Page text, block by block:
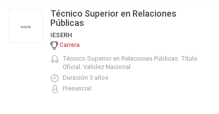
Técnico Superior en Relaciones
Públicas
IESERH
Carrera
Técnico Superior en Relaciones Públicas. Título
Oficial. Validez Nacional
Duración 3 años
Presencial